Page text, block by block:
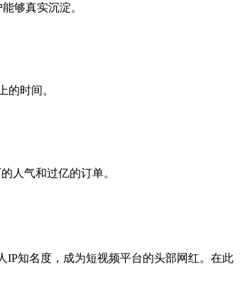
够真实沉淀。
的时间。
人气和过亿的订单。
IP知名度，成为短视频平台的头部网红。在此